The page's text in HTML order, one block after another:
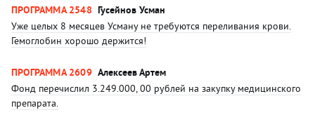
ПРОГРАММА 2548 Гусейнов Усман
Уже целых 8 месяцев Усману не требуются переливания крови.
Гемоглобин хорошо держится!
ПРОГРАММА 2609 Алексеев Артем
Фонд перечислил 3.249.000, 00 рублей на закупку медицинского
препарата.